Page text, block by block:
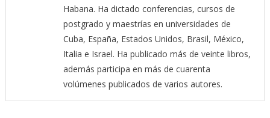
Habana. Ha dictado conferencias, cursos de
postgrado y maestrías en universidades de
Cuba, España, Estados Unidos, Brasil, México,
Italia e Israel. Ha publicado más de veinte libros,
además participa en más de cuarenta
volúmenes publicados de varios autores.